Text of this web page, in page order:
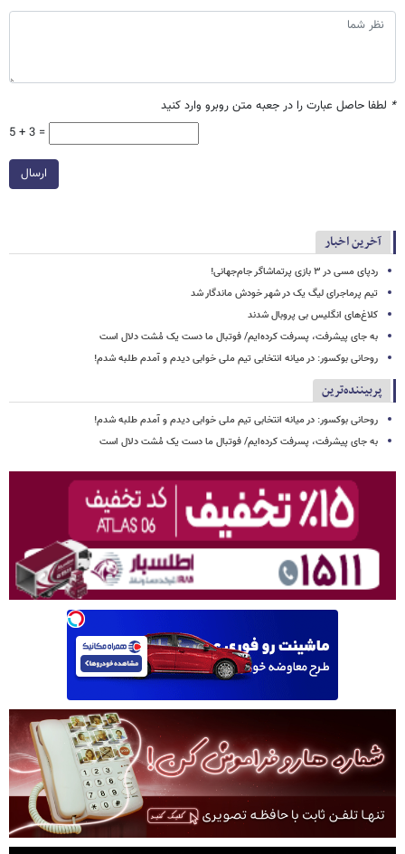
* لطفا حاصل عبارت را در جعبه متن روبرو وارد کنید
5 + 3 =
ارسال
آخرین اخبار
ردپای مسی در ۳ بازی پرتماشاگر جام‌جهانی!
تیم پرماجرای لیگ یک در شهر خودش ماندگار شد
کلاغ‌های انگلیس بی پروبال شدند
به جای پیشرفت، پسرفت کرده‌ایم/ فوتبال ما دست یک مُشت دلال است
روحانی بوکسور: در میانه انتخابی تیم ملی خوابی دیدم و آمدم طلبه شدم!
پربیننده‌ترین
روحانی بوکسور: در میانه انتخابی تیم ملی خوابی دیدم و آمدم طلبه شدم!
به جای پیشرفت، پسرفت کرده‌ایم/ فوتبال ما دست یک مُشت دلال است